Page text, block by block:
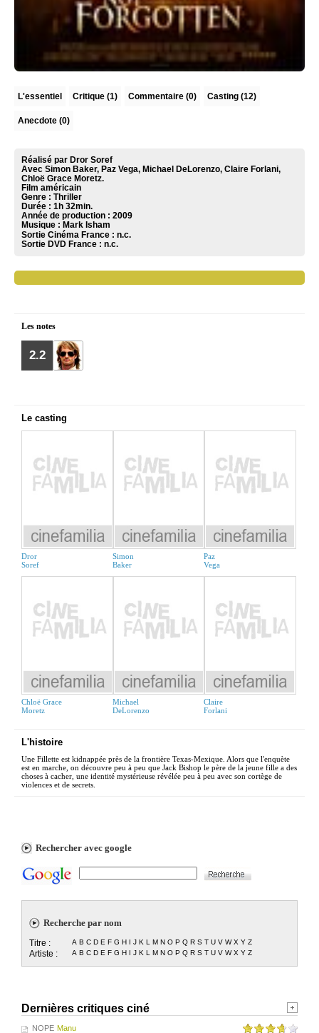
L'essentiel Critique (1) Commentaire (0) Casting (12)
Anecdote (0)
Réalisé par Dror Soref
Avec Simon Baker, Paz Vega, Michael DeLorenzo, Claire Forlani,
Chloë Grace Moretz.
Film américain
Genre : Thriller
Durée : 1h 32min.
Année de production : 2009
Musique : Mark Isham
Sortie Cinéma France : n.c.
Sortie DVD France : n.c.
Les notes
2.2
Le casting
Dror
Soref
Simon
Baker
Paz
Vega
Chloë Grace
Moretz
Michael
DeLorenzo
Claire
Forlani
L'histoire
Une Fillette est kidnappée près de la frontière Texas-Mexique. Alors que l'enquète
est en marche, on découvre peu à peu que Jack Bishop le père de la jeune fille a des
choses à cacher, une identité mystérieuse révélée peu à peu avec son cortège de
violences et de secrets.
Rechercher avec google
Recherche par nom
Titre : A B C D E F G H I J K L M N O P Q R S T U V W X Y Z
Artiste : A B C D E F G H I J K L M N O P Q R S T U V W X Y Z
Dernières critiques ciné
NOPE Manu